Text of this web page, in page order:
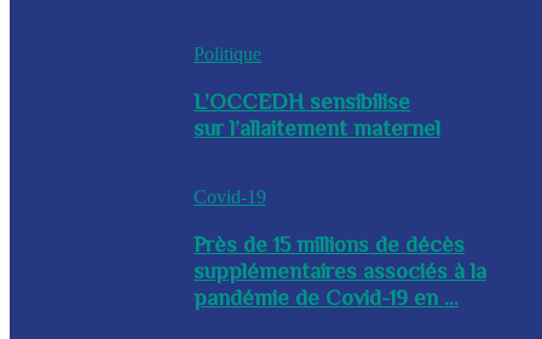
Politique
L’OCCEDH sensibilise
sur l’allaitement maternel
Covid-19
Près de 15 millions de décès
supplémentaires associés à la
pandémie de Covid-19 en ...